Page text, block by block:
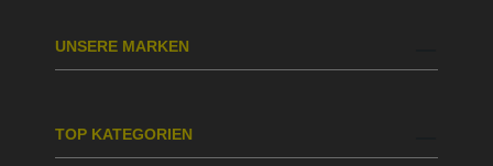
UNSERE MARKEN
TOP KATEGORIEN